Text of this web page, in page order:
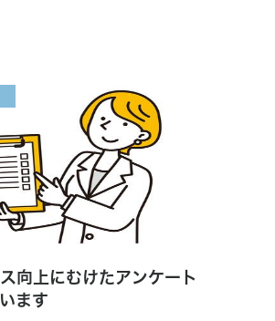
向上にむけたアンケート
ます